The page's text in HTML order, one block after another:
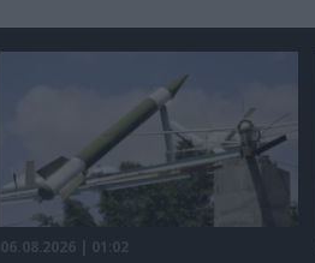
06.08.2026 | 01:02